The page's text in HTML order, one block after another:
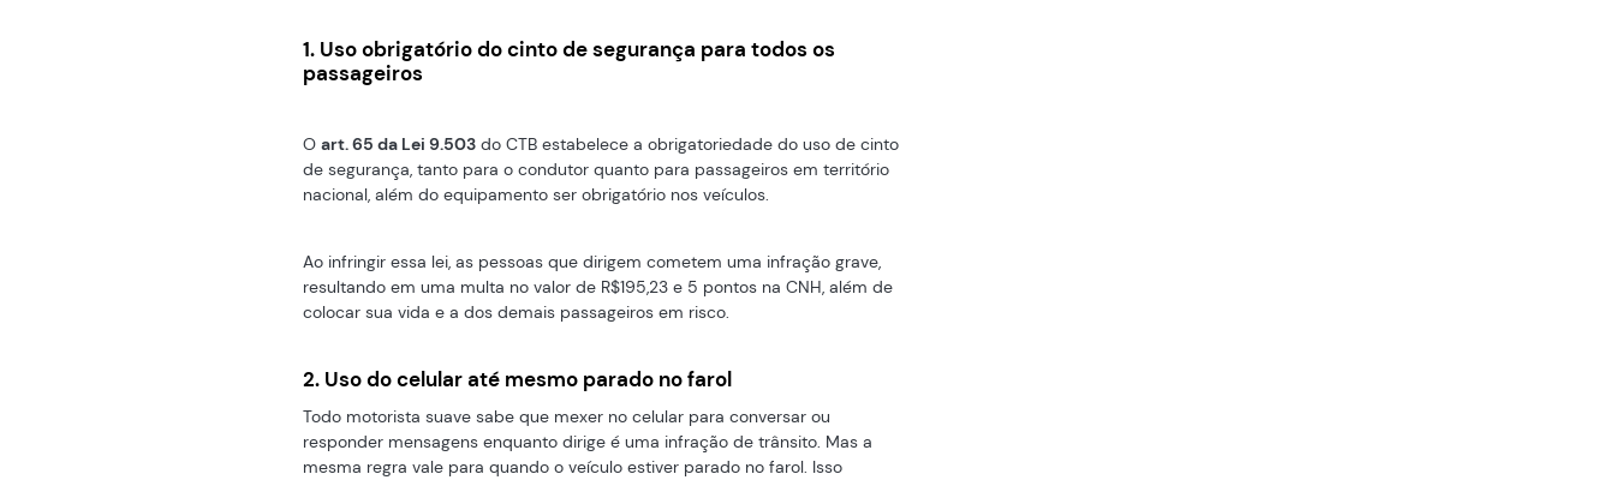
1. Uso obrigatório do cinto de segurança para todos os
passageiros
Oart. 65 da Lei 9.503 do CTB estabelece a obrigatoriedade do uso de cinto
de segurança, tanto para o condutor quanto para passageiros em território
nacional, além do equipamento ser obrigatório nos veículos.
Ao infringir essa lei, as pessoas que dirigem cometem uma infração grave,
resultando em uma multa no valor de R$195,23 e 5 pontos na CNH, além de
colocar sua vida e a dos demais passageiros em risco.
2. Uso do celular até mesmo parado no farol
Todo motorista suave sabe que mexer no celular para conversar ou
responder mensagens enquanto dirige é uma infração de trânsito. Mas a
mesma regra vale para quando o veículo estiver parado no farol. Isso